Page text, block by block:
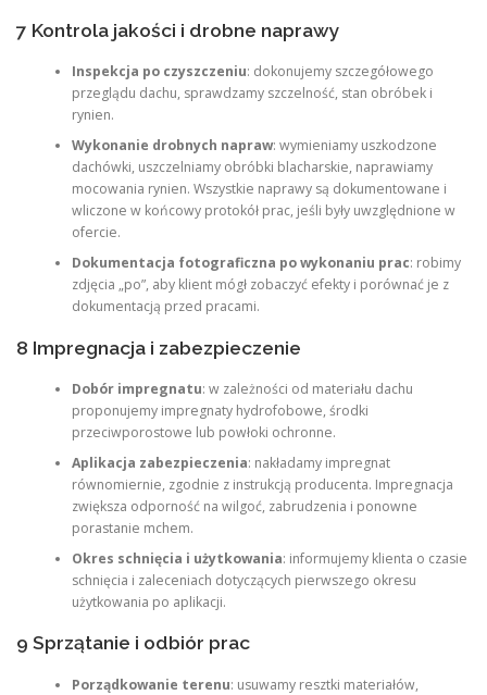
7 Kontrola jakości i drobne naprawy
Inspekcja po czyszczeniu: dokonujemy szczegółowego
przeglądu dachu, sprawdzamy szczelność, stan obróbek i
rynien.
Wykonanie drobnych napraw: wymieniamy uszkodzone
dachówki, uszczelniamy obróbki blacharskie, naprawiamy
mocowania rynien. Wszystkie naprawy są dokumentowane i
wliczone w końcowy protokół prac, jeśli były uwzględnione w
ofercie.
Dokumentacja fotograficzna po wykonaniu prac: robimy
zdjęcia „po”, aby klient mógł zobaczyć efekty i porównać je z
dokumentacją przed pracami.
8 Impregnacja i zabezpieczenie
Dobór impregnatu: w zależności od materiału dachu
proponujemy impregnaty hydrofobowe, środki
przeciwporostowe lub powłoki ochronne.
Aplikacja zabezpieczenia: nakładamy impregnat
równomiernie, zgodnie z instrukcją producenta. Impregnacja
zwiększa odporność na wilgoć, zabrudzenia i ponowne
porastanie mchem.
Okres schnięcia i użytkowania: informujemy klienta o czasie
schnięcia i zaleceniach dotyczących pierwszego okresu
użytkowania po aplikacji.
9 Sprzątanie i odbiór prac
Porządkowanie terenu: usuwamy resztki materiałów,